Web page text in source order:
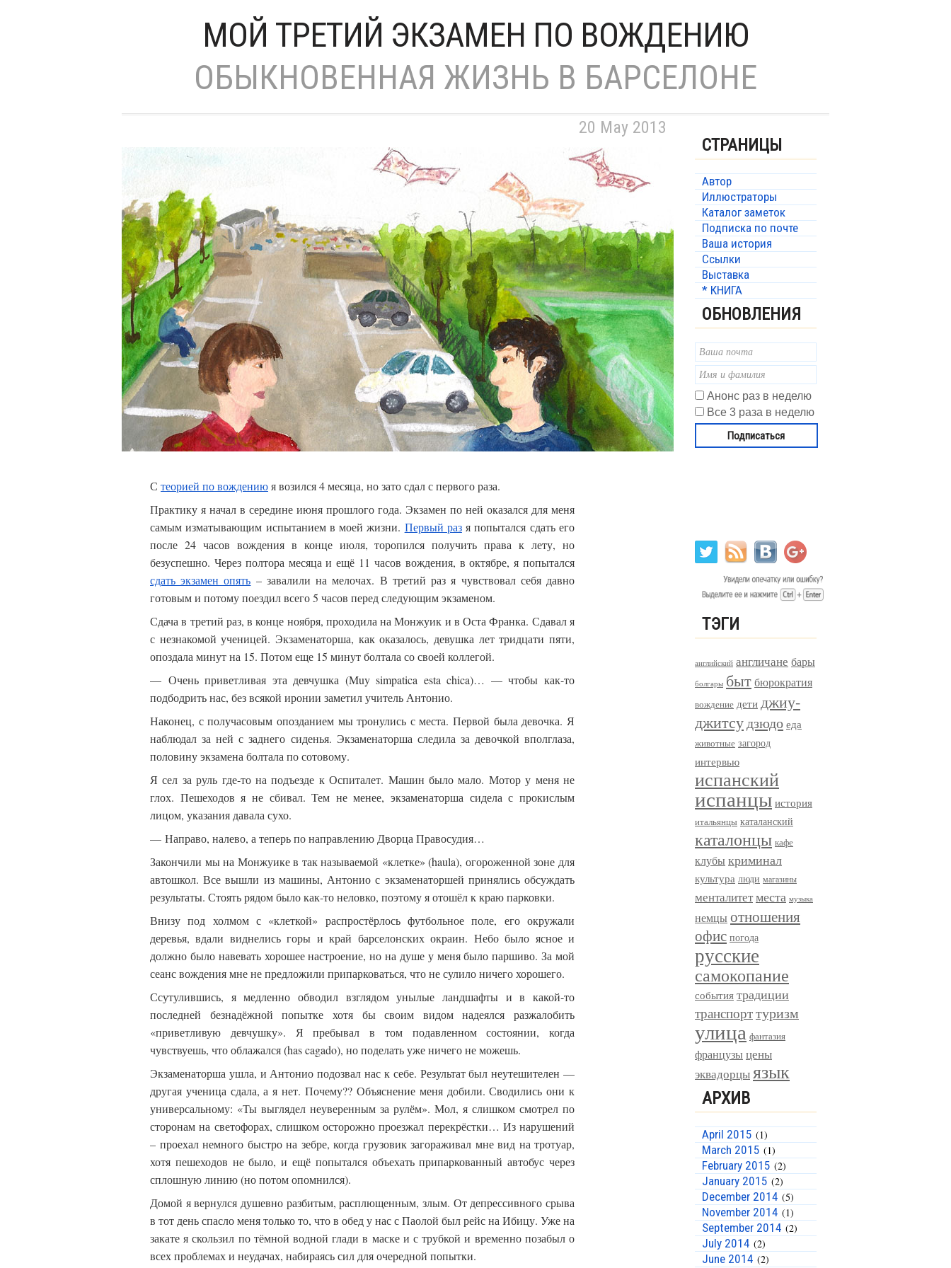
МОЙ ТРЕТИЙ ЭКЗАМЕН ПО ВОЖДЕНИЮ
ОБЫКНОВЕННАЯ ЖИЗНЬ В БАРСЕЛОНЕ
20 May 2013
С теорией по вождениюя возился 4 месяца, но зато сдал с первого раза.
Практику я начал в середине июня прошлого года. Экзамен по ней оказался для меня
самым изматывающим испытанием в моей жизни. Первый разя попытался сдать его
после 24 часов вождения в конце июля, торопился получить права к лету, но
безуспешно. Через полтора месяца и ещё 11 часов вождения, в октябре, я попытался
сдать экзамен опять – завалили на мелочах. В третий раз я чувствовал себя давно
готовым и потому поездил всего 5 часов перед следующим экзаменом.
Сдача в третий раз, в конце ноября, проходила на Монжуик и в Оста Франка. Сдавал я
с незнакомой ученицей. Экзаменаторша, как оказалось, девушка лет тридцати пяти,
опоздала минут на 15. Потом еще 15 минут болтала со своей коллегой.
— Очень приветливая эта девчушка (Muy simpatica esta chica)… — чтобы как-то
подбодрить нас, без всякой иронии заметил учитель Антонио.
Наконец, с получасовым опозданием мы тронулись с места. Первой была девочка. Я
наблюдал за ней с заднего сиденья. Экзаменаторша следила за девочкой вполглаза,
половину экзамена болтала по сотовому.
Я сел за руль где-то на подъезде к Оспиталет. Машин было мало. Мотор у меня не
глох. Пешеходов я не сбивал. Тем не менее, экзаменаторша сидела с прокислым
лицом, указания давала сухо.
— Направо, налево, а теперь по направлению Дворца Правосудия…
Закончили мы на Монжуике в так называемой «клетке» (haula), огороженной зоне для
автошкол. Все вышли из машины, Антонио с экзаменаторшей принялись обсуждать
результаты. Стоять рядом было как-то неловко, поэтому я отошёл к краю парковки.
Внизу под холмом с «клеткой» распростёрлось футбольное поле, его окружали
деревья, вдали виднелись горы и край барселонских окраин. Небо было ясное и
должно было навевать хорошее настроение, но на душе у меня было паршиво. За мой
сеанс вождения мне не предложили припарковаться, что не сулило ничего хорошего.
Ссутулившись, я медленно обводил взглядом унылые ландшафты и в какой-то
последней безнадёжной попытке хотя бы своим видом надеялся разжалобить
«приветливую девчушку». Я пребывал в том подавленном состоянии, когда
чувствуешь, что облажался (has cagado), но поделать уже ничего не можешь.
Экзаменаторша ушла, и Антонио подозвал нас к себе. Результат был неутешителен —
другая ученица сдала, а я нет. Почему?? Объяснение меня добили. Сводились они к
универсальному: «Ты выглядел неуверенным за рулём». Мол, я слишком смотрел по
сторонам на светофорах, слишком осторожно проезжал перекрёстки… Из нарушений
– проехал немного быстро на зебре, когда грузовик загораживал мне вид на тротуар,
хотя пешеходов не было, и ещё попытался объехать припаркованный автобус через
сплошную линию (но потом опомнился).
Домой я вернулся душевно разбитым, расплющенным, злым. От депрессивного срыва
в тот день спасло меня только то, что в обед у нас с Паолой был рейс на Ибицу. Уже на
закате я скользил по тёмной водной глади в маске и с трубкой и временно позабыл о
всех проблемах и неудачах, набираясь сил для очередной попытки.
СТРАНИЦЫ
Автор
Иллюстраторы
Каталог заметок
Подписка по почте
Ваша история
Ссылки
Выставка
* КНИГА
ОБНОВЛЕНИЯ
Анонс раз в неделю
Все 3 раза в неделю
ТЭГИ
английский англичане бары
болгары бытбюрократия
вождение дети джиу-
джитсудзюдо еда
животные загород
интервью
испанский
испанцы история
итальянцы каталанский
каталонцы кафе
клубы криминал
культура люди магазины
менталитетместа музыка
немцы отношения
офис погода
русские
самокопание
события традиции
транспорттуризм
улица фантазия
французы цены
эквадорцыязык
АРХИВ
April 2015 (1)
March 2015 (1)
February 2015 (2)
January 2015 (2)
December 2014 (5)
November 2014 (1)
September 2014 (2)
July 2014 (2)
June 2014 (2)